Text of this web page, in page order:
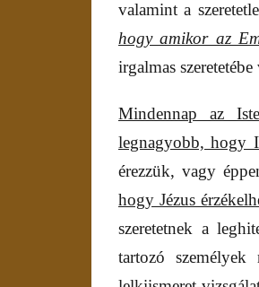
valamint a
hogy amikor az
irgalmas
Mindennap az
legnagyobb, hogy
érezzük, vagy
hogy Jézus
szeretetnek a
tartozó